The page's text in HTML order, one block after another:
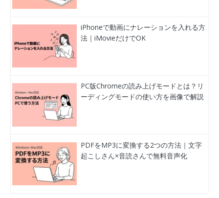
iPhoneで動画にナレーションを入れる方
法｜iMovieだけでOK
PC版Chromeの読み上げモードとは？リ
ーディングモードの使い方を画像で解説
PDFをMP3に変換する2つの方法｜文字
起こしさん×音読さんで無料音声化